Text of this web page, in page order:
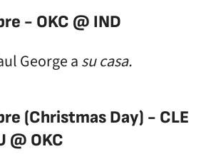
- OKC @ IND
George asu casa.
(Christmas Day) - CLE
@ OKC